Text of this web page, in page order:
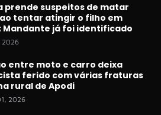
prende suspeitos de matar
tentar atingir o filho em
Mandante já foi identificado
2026
entre moto e carro deixa
ferido com várias fraturas
rural de Apodi
2026